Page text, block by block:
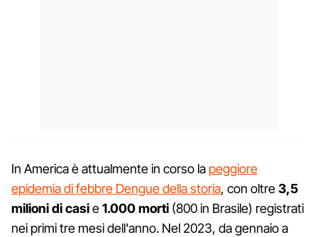
In America è attualmente in corso la peggiore
epidemia di febbre Dengue della storia, con oltre3,5
milioni di casie1.000 morti (800 in Brasile) registrati
nei primi tre mesi dell'anno. Nel 2023, da gennaio a